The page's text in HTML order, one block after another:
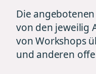
Die
von den jeweilig
von Workshops
und anderen